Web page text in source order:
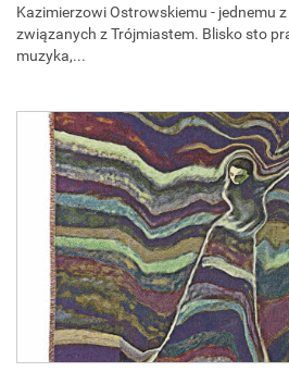
Kazimierzowi Ostrowskiemu - jednemu
związanych z Trójmiastem. Blisko sto
muzyka,...